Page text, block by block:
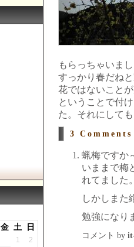
もらっちゃいま
すっかり春だね
花ではないこと
ということで付
た。それにして
3
蝋梅ですか
いままで梅
れてました
しかしまた
勉強になり
コメント by
金 土 日
1
2